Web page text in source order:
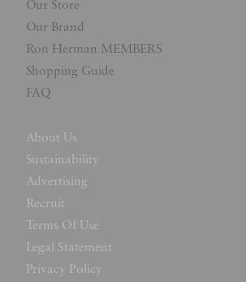
Our Store
Our Brand
Ron Herman MEMBERS
Shopping Guide
FAQ
About Us
Sustainability
Advertising
Recruit
Terms Of Use
Legal Statement
Privacy Policy